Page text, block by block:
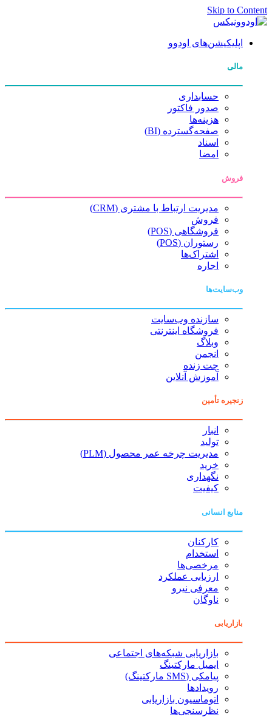
Skip to Content
اپلیکیشن‌های اودوو
مالی
حسابداری
صدور فاکتور
هزینه‌ها
صفحه‌گسترده (BI)
اسناد
امضا
فروش
مدیریت ارتباط با مشتری (CRM)
فروش
فروشگاهی (POS)
رستوران (POS)
اشتراک‌ها
اجاره
وب‌سایت‌ها
سازنده وب‌سایت
فروشگاه اینترنتی
وبلاگ
انجمن
چت زنده
آموزش آنلاین
زنجیره تأمین
انبار
تولید
مدیریت چرخه عمر محصول (PLM)
خرید
نگهداری
کیفیت
منابع انسانی
کارکنان
استخدام
مرخصی‌ها
ارزیابی عملکرد
معرفی نیرو
ناوگان
بازاریابی
بازاریابی شبکه‌های اجتماعی
ایمیل مارکتینگ
پیامکی (SMS مارکتینگ)
رویدادها
اتوماسیون بازاریابی
نظرسنجی‌ها